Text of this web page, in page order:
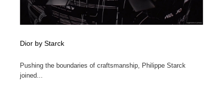
Dior by Starck
Pushing the boundaries of craftsmanship, Philippe Starck
joined...